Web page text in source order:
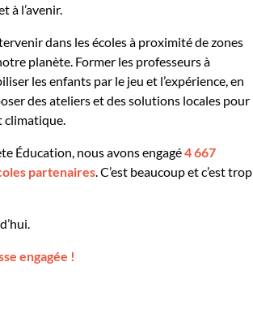
à l’avenir.
dans les écoles à proximité de zones
planète. Former les professeurs à
les enfants par le jeu et l’expérience, en
des ateliers et des solutions locales pour
climatique.
Éducation, nous avons engagé4 667
partenaires. C’est beaucoup et c’est trop
engagée !